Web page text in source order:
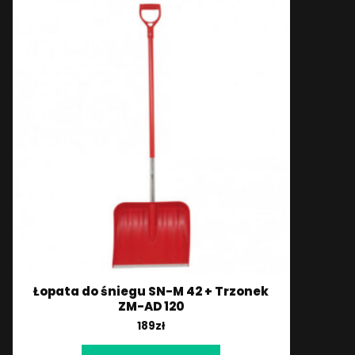
Łopata do śniegu SN-M 42 + Trzonek
ZM-AD 120
189zł